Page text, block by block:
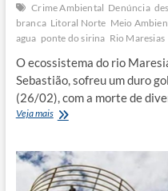
Crime Ambiental Denúncia
branca Litoral Norte Meio
agua ponte do sirina Rio Maresias
O ecossistema do rio
Sebastião, sofreu um duro
(26/02), com a morte de
Veja maisPescadores
misteriosa
e
dezenas